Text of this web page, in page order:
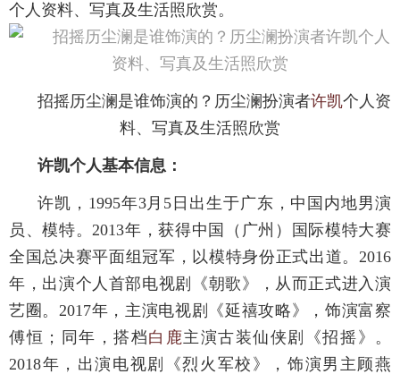
个人资料、写真及生活照欣赏。
招摇历尘澜是谁饰演的？历尘澜扮演者许凯个人资
料、写真及生活照欣赏
许凯个人基本信息：
许凯，1995年3月5日出生于广东，中国内地男演
员、模特。2013年，获得中国（广州）国际模特大赛
全国总决赛平面组冠军，以模特身份正式出道。2016
年，出演个人首部电视剧《朝歌》，从而正式进入演
艺圈。2017年，主演电视剧《延禧攻略》，饰演富察
傅恒；同年，搭档白鹿主演古装仙侠剧《招摇》。
2018年，出演电视剧《烈火军校》，饰演男主顾燕